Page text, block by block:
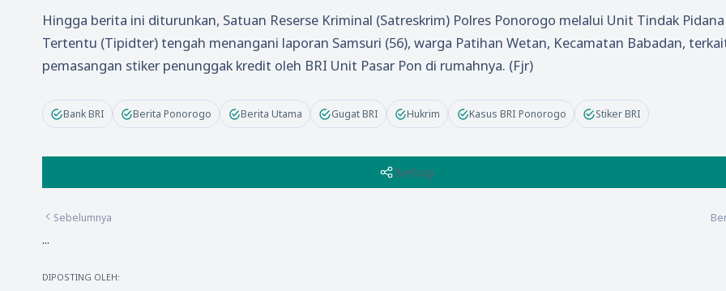
Hingga berita ini diturunkan, Satuan Reserse Kriminal (Satreskrim) Polres Ponorogo melalui Unit Tindak Pidana
Tertentu (Tipidter) tengah menangani laporan Samsuri (56), warga Patihan Wetan, Kecamatan Babadan,
pemasangan stiker penunggak kredit oleh BRI Unit Pasar Pon di rumahnya. (Fjr)
Bank BRI Berita Ponorogo Berita Utama Gugat BRI Hukrim Kasus BRI Ponorogo Stiker BRI
Berbagi
Sebelumnya
...
DIPOSTING OLEH: